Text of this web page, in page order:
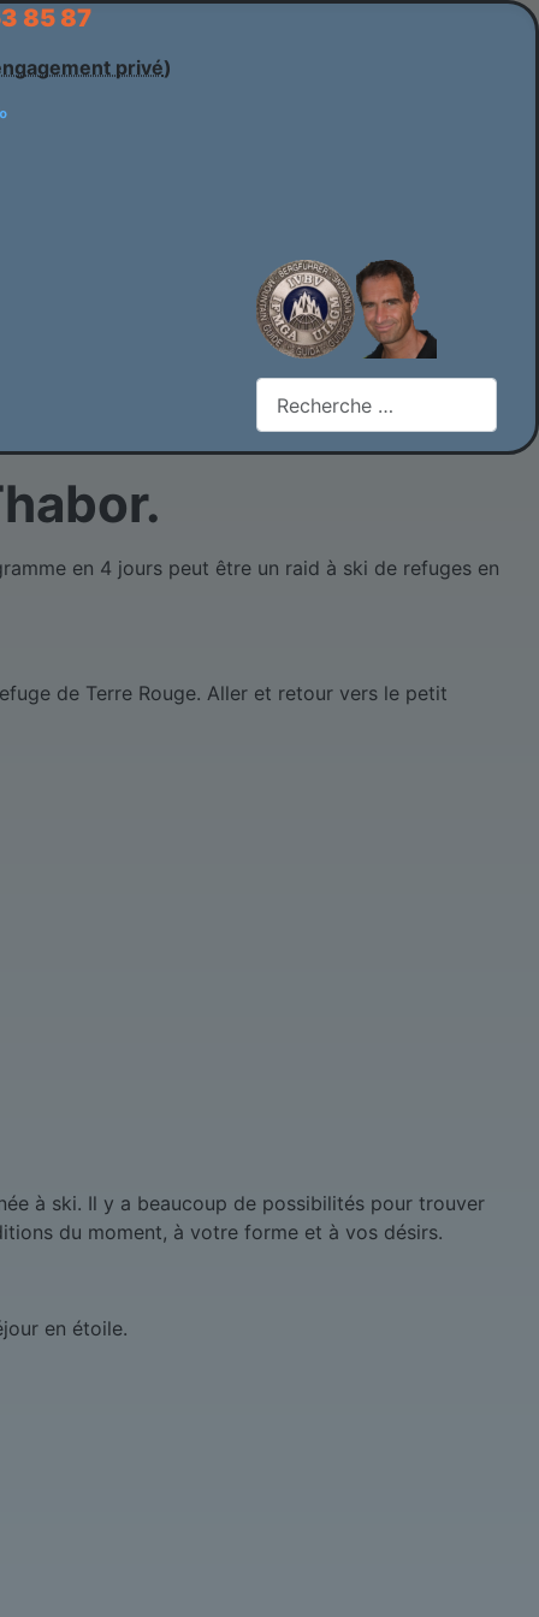
85 87
privé)
en 4 jours peut être un raid à ski de refuges en
de Terre Rouge. Aller et retour vers le petit
à ski. Il y a beaucoup de possibilités pour trouver
du moment, à votre forme et à vos désirs.
en étoile.